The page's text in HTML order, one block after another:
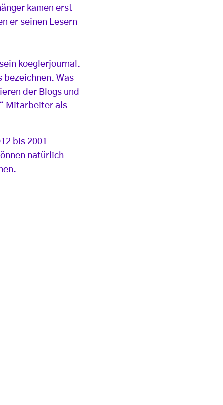
kamen erst
er seinen Lesern
koeglerjournal.
bezeichnen. Was
der Blogs und
Mitarbeiter als
bis 2001
natürlich
.